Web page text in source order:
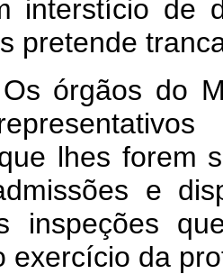
interstício de
pretende
do
lhes forem
e
inspeções
exercício da